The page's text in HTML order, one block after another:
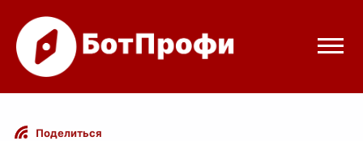
Режимы бота
Поделиться